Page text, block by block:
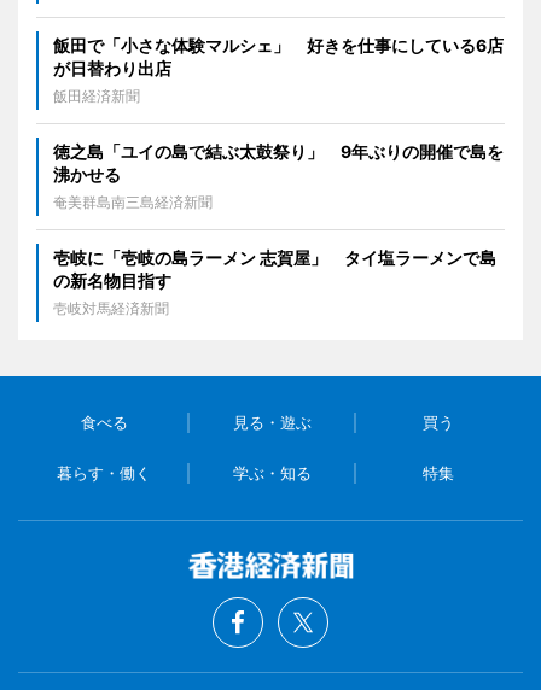
飯田で「小さな体験マルシェ」 好きを仕事にしている6店
が日替わり出店
飯田経済新聞
徳之島「ユイの島で結ぶ太鼓祭り」 9年ぶりの開催で島を
沸かせる
奄美群島南三島経済新聞
壱岐に「壱岐の島ラーメン 志賀屋」 タイ塩ラーメンで島
の新名物目指す
壱岐対馬経済新聞
食べる 見る・遊ぶ 買う
暮らす・働く 学ぶ・知る 特集